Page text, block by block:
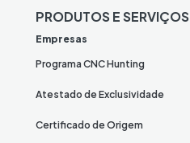
PRODUTOS E SERVIÇOS
Empresas
Programa CNC Hunting
Atestado de Exclusividade
Certificado de Origem